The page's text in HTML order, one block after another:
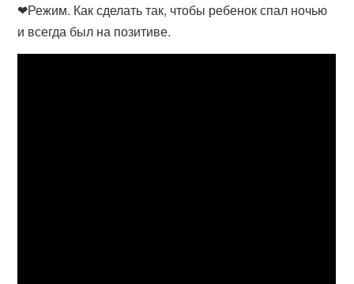
❤Режим. Как сделать так, чтобы ребенок спал ночью
и всегда был на позитиве.